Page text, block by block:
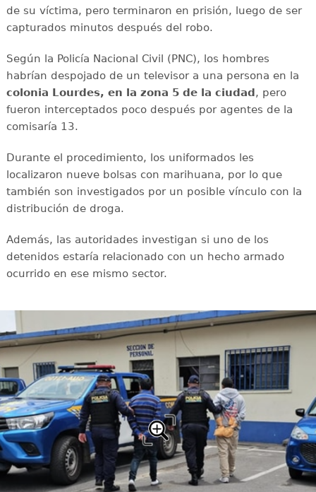
de su víctima, pero terminaron en prisión, luego de ser
capturados minutos después del robo.
Según la Policía Nacional Civil (PNC), los hombres
habrían despojado de un televisor a una persona en la
colonia Lourdes, en la zona 5 de la ciudad, pero
fueron interceptados poco después por agentes de la
comisaría 13.
Durante el procedimiento, los uniformados les
localizaron nueve bolsas con marihuana, por lo que
también son investigados por un posible vínculo con la
distribución de droga.
Además, las autoridades investigan si uno de los
detenidos estaría relacionado con un hecho armado
ocurrido en ese mismo sector.